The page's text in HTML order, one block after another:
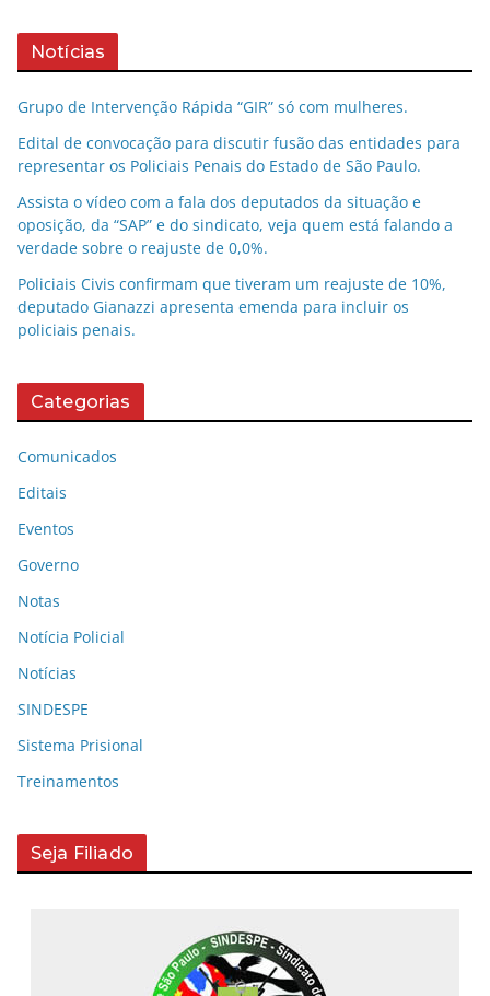
Notícias
Grupo de Intervenção Rápida “GIR” só com mulheres.
Edital de convocação para discutir fusão das entidades para
representar os Policiais Penais do Estado de São Paulo.
Assista o vídeo com a fala dos deputados da situação e
oposição, da “SAP” e do sindicato, veja quem está falando a
verdade sobre o reajuste de 0,0%.
Policiais Civis confirmam que tiveram um reajuste de 10%,
deputado Gianazzi apresenta emenda para incluir os
policiais penais.
Categorias
Comunicados
Editais
Eventos
Governo
Notas
Notícia Policial
Notícias
SINDESPE
Sistema Prisional
Treinamentos
Seja Filiado